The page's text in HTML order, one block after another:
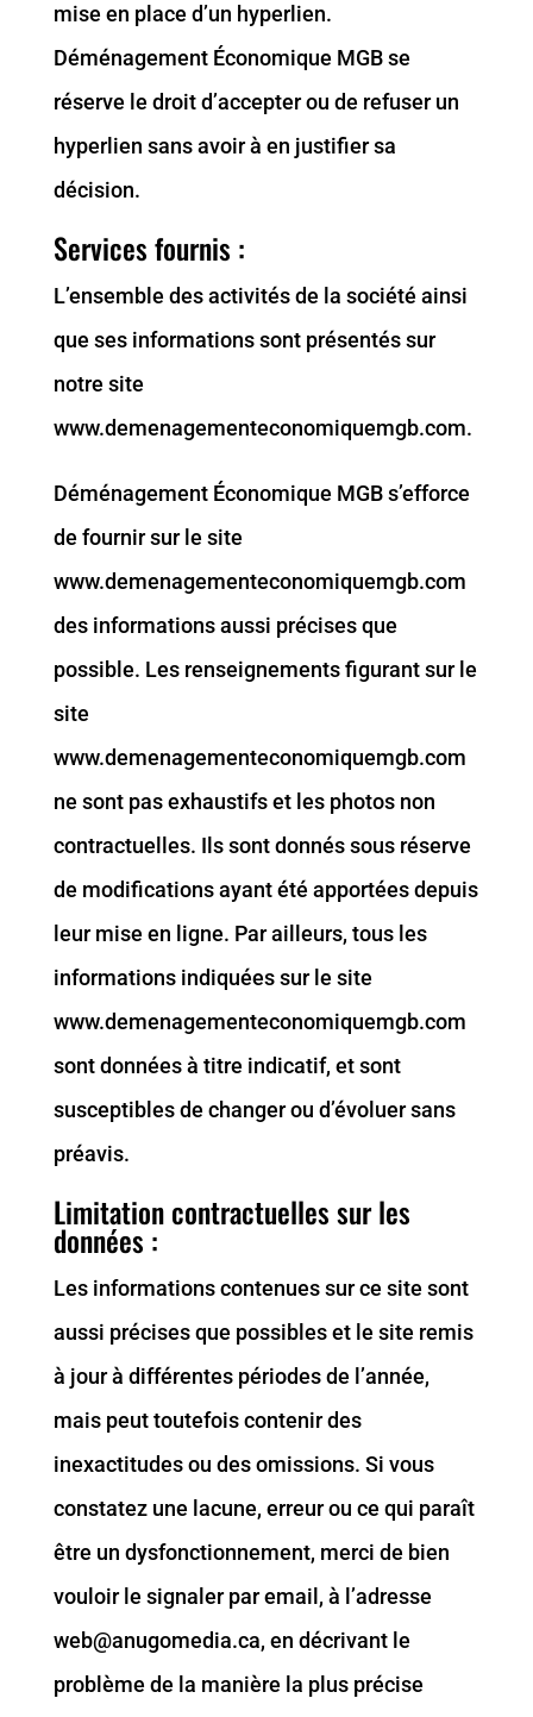
mise en place d’un hyperlien.
Déménagement Économique MGB se
réserve le droit d’accepter ou de refuser un
hyperlien sans avoir à en justifier sa
décision.
Services fournis :
L’ensemble des activités de la société ainsi
que ses informations sont présentés sur
notre site
www.demenagementeconomiquemgb.com.
Déménagement Économique MGB s’efforce
de fournir sur le site
www.demenagementeconomiquemgb.com
des informations aussi précises que
possible. Les renseignements figurant sur le
site
www.demenagementeconomiquemgb.com
ne sont pas exhaustifs et les photos non
contractuelles. Ils sont donnés sous réserve
de modifications ayant été apportées depuis
leur mise en ligne. Par ailleurs, tous les
informations indiquées sur le site
www.demenagementeconomiquemgb.com
sont données à titre indicatif, et sont
susceptibles de changer ou d’évoluer sans
préavis.
Limitation contractuelles sur les
données :
Les informations contenues sur ce site sont
aussi précises que possibles et le site remis
à jour à différentes périodes de l’année,
mais peut toutefois contenir des
inexactitudes ou des omissions. Si vous
constatez une lacune, erreur ou ce qui paraît
être un dysfonctionnement, merci de bien
vouloir le signaler par email, à l’adresse
web@anugomedia.ca, en décrivant le
problème de la manière la plus précise